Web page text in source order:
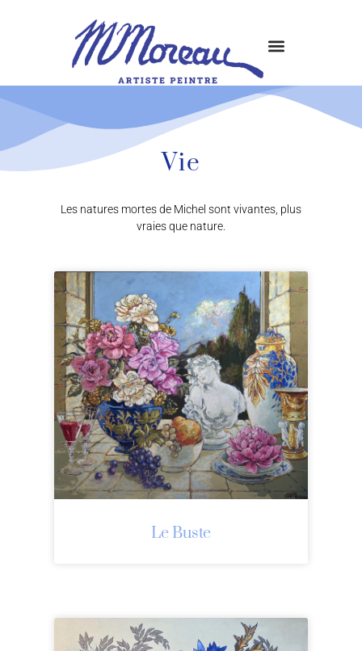
Vie
Les natures mortes de Michel sont vivantes, plus
vraies que nature.
Le Buste